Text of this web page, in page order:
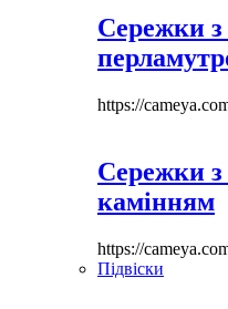
Сережки
https://
Сережки з
камінням
https://
Підвіски